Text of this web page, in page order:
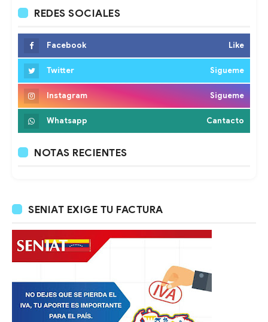
REDES SOCIALES
Facebook Like
Twitter Sigueme
Instagram Sigueme
Whatsapp Cantacto
NOTAS RECIENTES
SENIAT EXIGE TU FACTURA